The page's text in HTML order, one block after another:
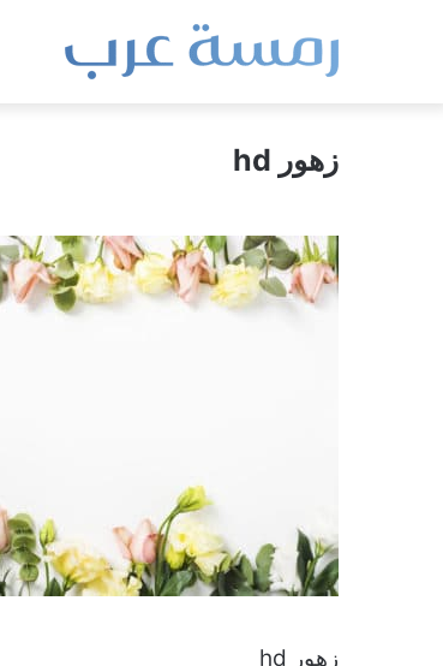
زهور hd
زهور hd